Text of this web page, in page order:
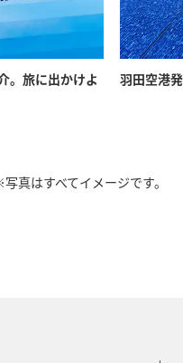
。旅に出かけよ
羽田空港
真はすべてイメージです。